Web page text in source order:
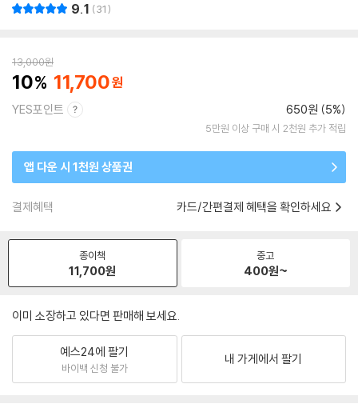
9.1 31
13,000원
10 11,700
YES포인트 650원 (5%)
5만원 이상 구매 시 2천원 추가 적립
앱 다운 시 1천원 상품권
결제혜택 카드/간편결제 혜택을 확인하세요
종이책
11,700원
중고
400원~
이미 소장하고 있다면 판매해 보세요.
예스24에 팔기
바이백 신청 불가
내 가게에서 팔기